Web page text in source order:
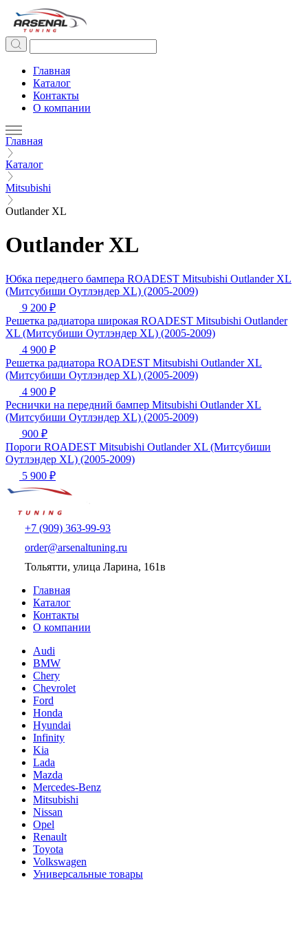
Главная
Каталог
Контакты
О компании
Главная
Каталог
Mitsubishi
Outlander XL
Outlander XL
Юбка переднего бампера ROADEST Mitsubishi Outlander XL
(Митсубиши Оутлэндер XL) (2005-2009)
9 200 ₽
Решетка радиатора широкая ROADEST Mitsubishi Outlander
XL (Митсубиши Оутлэндер XL) (2005-2009)
4 900 ₽
Решетка радиатора ROADEST Mitsubishi Outlander XL
(Митсубиши Оутлэндер XL) (2005-2009)
4 900 ₽
Реснички на передний бампер Mitsubishi Outlander XL
(Митсубиши Оутлэндер XL) (2005-2009)
900 ₽
Пороги ROADEST Mitsubishi Outlander XL (Митсубиши
Оутлэндер XL) (2005-2009)
5 900 ₽
+7 (909) 363-99-93
order@arsenaltuning.ru
Тольятти, улица Ларина, 161в
Главная
Каталог
Контакты
О компании
Audi
BMW
Chery
Chevrolet
Ford
Honda
Hyundai
Infinity
Kia
Lada
Mazda
Mercedes-Benz
Mitsubishi
Nissan
Opel
Renault
Toyota
Volkswagen
Универсальные товары